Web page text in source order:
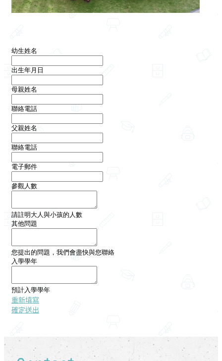
幼生姓名
出生年月日
母親姓名
聯絡電話
父親姓名
聯絡電話
電子郵件
參觀人數
請註明大人與小孩的人數
其他問題
您提出的問題，我們會盡快與您聯絡 ​
入學學年
預計入學學年
重新填寫
確定送出